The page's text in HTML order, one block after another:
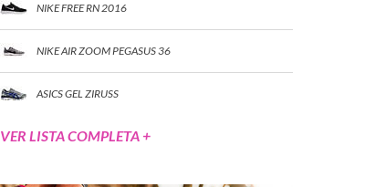
NIKE FREE RN 2016
NIKE AIR ZOOM PEGASUS 36
ASICS GEL ZIRUSS
VER LISTA COMPLETA +